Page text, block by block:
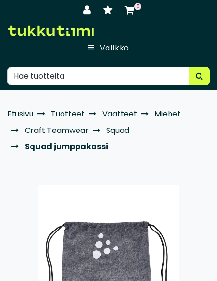
0
Valikko
Etusivu Tuotteet Vaatteet
Miehet
Craft Teamwear
Squad
Squad jumppakassi